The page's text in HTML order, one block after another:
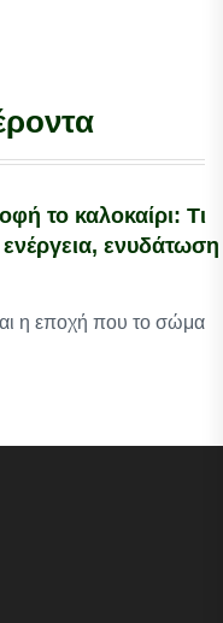
το καλοκαίρι: Τι
ενυδάτωση
η εποχή που το σώμα